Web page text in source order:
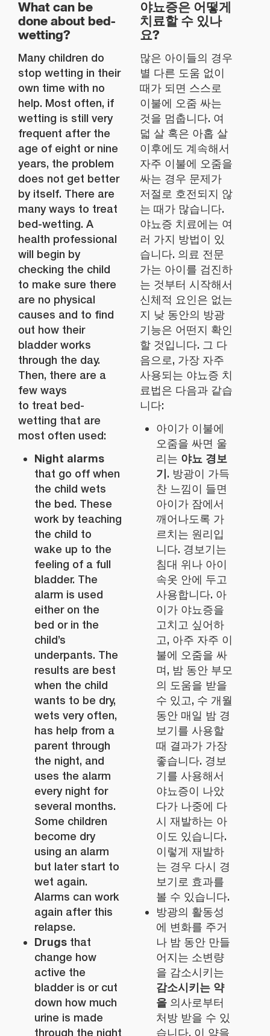
What can be
done about bed-
wetting?
Many children do
stop wetting in their
own time with no
help. Most often, if
wetting is still very
frequent after the
age of eight or nine
years, the problem
does not get better
by itself. There are
many ways to treat
bed-wetting. A
health professional
will begin by
checking the child
to make sure there
are no physical
causes and to find
out how their
bladder works
through the day.
Then, there are a
few ways
to treat bed-
wetting that are
most often used:
Night alarms
that go off when
the child wets
the bed. These
work by teaching
the child to
wake up to the
feeling of a full
bladder. The
alarm is used
either on the
bed or in the
child’s
underpants. The
results are best
when the child
wants to be dry,
wets very often,
has help from a
parent through
the night, and
uses the alarm
every night for
several months.
Some children
become dry
using an alarm
but later start to
wet again.
Alarms can work
again after this
relapse.
Drugs that
change how
active the
bladder is or cut
down how much
urine is made
through the night
야뇨증은 어떻게
치료할 수 있나
요?
많은 아이들의 경우
별 다른 도움 없이
때가 되면 스스로
이불에 오줌 싸는
것을 멈춥니다. 여
덟 살 혹은 아홉 살
이후에도 계속해서
자주 이불에 오줌을
싸는 경우 문제가
저절로 호전되지 않
는 때가 많습니다.
야뇨증 치료에는 여
러 가지 방법이 있
습니다. 의료 전문
가는 아이를 검진하
는 것부터 시작해서
신체적 요인은 없는
지 낮 동안의 방광
기능은 어떤지 확인
할 것입니다. 그 다
음으로, 가장 자주
사용되는 야뇨증 치
료법은 다음과 같습
니다:
아이가 이불에
오줌을 싸면 울
리는 야뇨 경보
기. 방광이 가득
찬 느낌이 들면
아이가 잠에서
깨어나도록 가
르치는 원리입
니다. 경보기는
침대 위나 아이
속옷 안에 두고
사용합니다. 아
이가 야뇨증을
고치고 싶어하
고, 아주 자주 이
불에 오줌을 싸
며, 밤 동안 부모
의 도움을 받을
수 있고, 수 개월
동안 매일 밤 경
보기를 사용할
때 결과가 가장
좋습니다. 경보
기를 사용해서
야뇨증이 나았
다가 나중에 다
시 재발하는 아
이도 있습니다.
이렇게 재발하
는 경우 다시 경
보기로 효과를
볼 수 있습니다.
방광의 활동성
에 변화를 주거
나 밤 동안 만들
어지는 소변량
을 감소시키는
감소시키는 약
을 의사로부터
처방 받을 수 있
습니다. 이 약을